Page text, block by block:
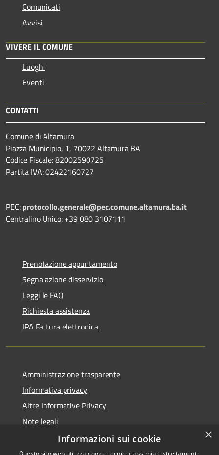
Comunicati
Avvisi
VIVERE IL COMUNE
Luoghi
Eventi
CONTATTI
Comune di Altamura
Piazza Municipio, 1, 70022 Altamura BA
Codice Fiscale: 82002590725
Partita IVA: 02422160727
PEC: protocollo.generale@pec.comune.altamura.ba.it
Centralino Unico: +39 080 3107111
Prenotazione appuntamento
Segnalazione disservizio
Leggi le FAQ
Richiesta assistenza
IPA Fattura elettronica
Amministrazione trasparente
Informativa privacy
Altre Informative Privacy
Note legali
Dichiarazione di accessibilità
×
Informazioni sui cookie
Questo sito web utilizza cookie tecnici e assimilati strettamente